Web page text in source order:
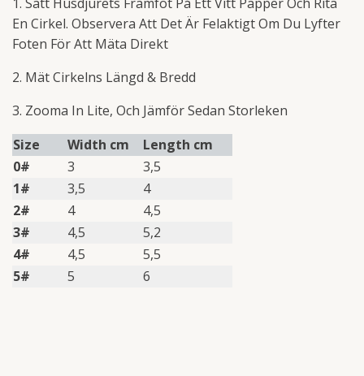
En Cirkel. Observera Att Det Är Felaktigt Om Du Lyfter
Foten För Att Mäta Direkt
2. Mät Cirkelns Längd & Bredd
3. Zooma In Lite, Och Jämför Sedan Storleken
Size
Width cm
Length cm
0#
3
3,5
1#
3,5
4
2#
4
4,5
3#
4,5
5,2
4#
4,5
5,5
5#
5 6